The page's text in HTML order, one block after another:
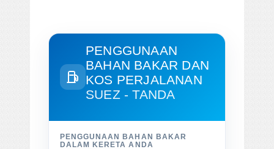
PENGGUNAAN
BAHAN BAKAR DAN
KOS PERJALANAN
SUEZ - TANDA
PENGGUNAAN BAHAN BAKAR
DALAM KERETA ANDA